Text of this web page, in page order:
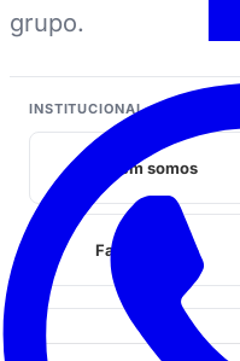
grupo.
INSTITUCIONAL
Quem somos
Fale conosco